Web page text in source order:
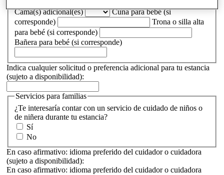
Cama(s) adicional(es)
Cuna para bebé (si
corresponde)
Trona o silla alta
para bebé (si corresponde)
Bañera para bebé (si corresponde)
Indica cualquier solicitud o preferencia adicional para tu estancia
(sujeto a disponibilidad):
Servicios para familias
¿Te interesaría contar con un servicio de cuidado de niños o
de niñera durante tu estancia?
Sí
No
En caso afirmativo: idioma preferido del cuidador o cuidadora
(sujeto a disponibilidad):
En caso afirmativo: idioma preferido del cuidador o cuidadora